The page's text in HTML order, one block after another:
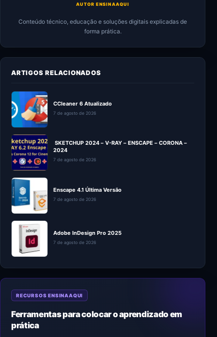
AUTOR ENSINAAQUI
Conteúdo técnico, educação e soluções digitais explicadas de
forma prática.
ARTIGOS RELACIONADOS
CCleaner 6 Atualizado
7 de agosto de 2026
SKETCHUP 2024 – V-RAY – ENSCAPE – CORONA –
2024
7 de agosto de 2026
Enscape 4.1 Última Versão
7 de agosto de 2026
Adobe InDesign Pro 2025
7 de agosto de 2026
RECURSOS ENSINAAQUI
Ferramentas para colocar o aprendizado em
prática